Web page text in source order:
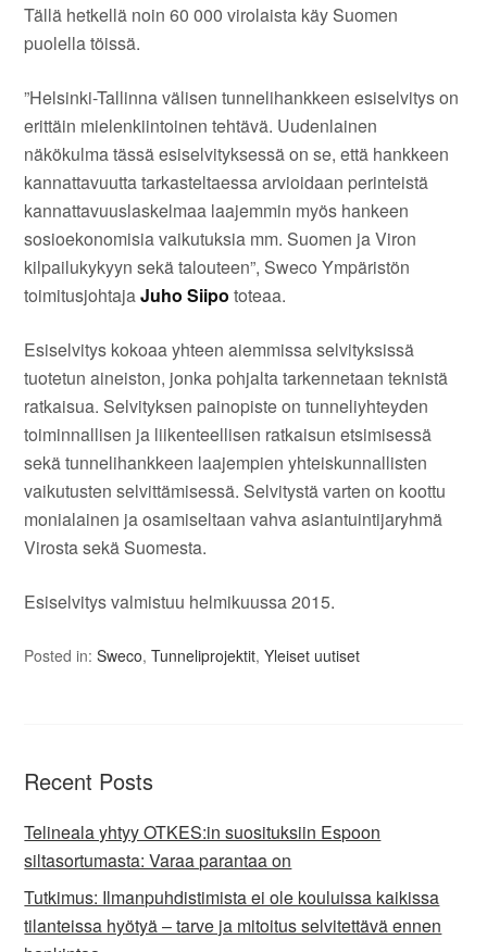
Tällä hetkellä noin 60 000 virolaista käy Suomen
puolella töissä.
”Helsinki-Tallinna välisen tunnelihankkeen esiselvitys on
erittäin mielenkiintoinen tehtävä. Uudenlainen
näkökulma tässä esiselvityksessä on se, että hankkeen
kannattavuutta tarkasteltaessa arvioidaan perinteistä
kannattavuuslaskelmaa laajemmin myös hankeen
sosioekonomisia vaikutuksia mm. Suomen ja Viron
kilpailukykyyn sekä talouteen”, Sweco Ympäristön
toimitusjohtajaJuho Siipo toteaa.
Esiselvitys kokoaa yhteen aiemmissa selvityksissä
tuotetun aineiston, jonka pohjalta tarkennetaan teknistä
ratkaisua. Selvityksen painopiste on tunneliyhteyden
toiminnallisen ja liikenteellisen ratkaisun etsimisessä
sekä tunnelihankkeen laajempien yhteiskunnallisten
vaikutusten selvittämisessä. Selvitystä varten on koottu
monialainen ja osamiseltaan vahva asiantuintijaryhmä
Virosta sekä Suomesta.
Esiselvitys valmistuu helmikuussa 2015.
Posted in:Sweco,Tunneliprojektit,Yleiset uutiset
Recent Posts
Telineala yhtyy OTKES:in suosituksiin Espoon
siltasortumasta: Varaa parantaa on
Tutkimus: Ilmanpuhdistimista ei ole kouluissa kaikissa
tilanteissa hyötyä – tarve ja mitoitus selvitettävä ennen